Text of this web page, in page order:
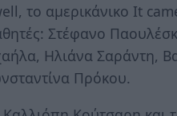
το αμερικάνικο It
Στέφανο
Ηλιάνα Σαράντη,
Πρόκου.